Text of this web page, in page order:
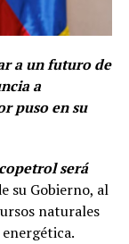
a un futuro de
a
puso en su
será
su Gobierno, al
naturales